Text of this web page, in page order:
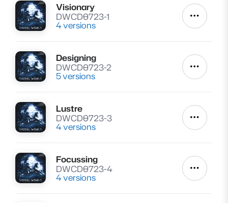
Lire
Visionary
DWCD0723-1
4 versions Autres
Lire
Designing
DWCD0723-2
5 versions Autres
Lire
Lustre
DWCD0723-3
4 versions Autres
Lire
Focussing
DWCD0723-4
4 versions Autres